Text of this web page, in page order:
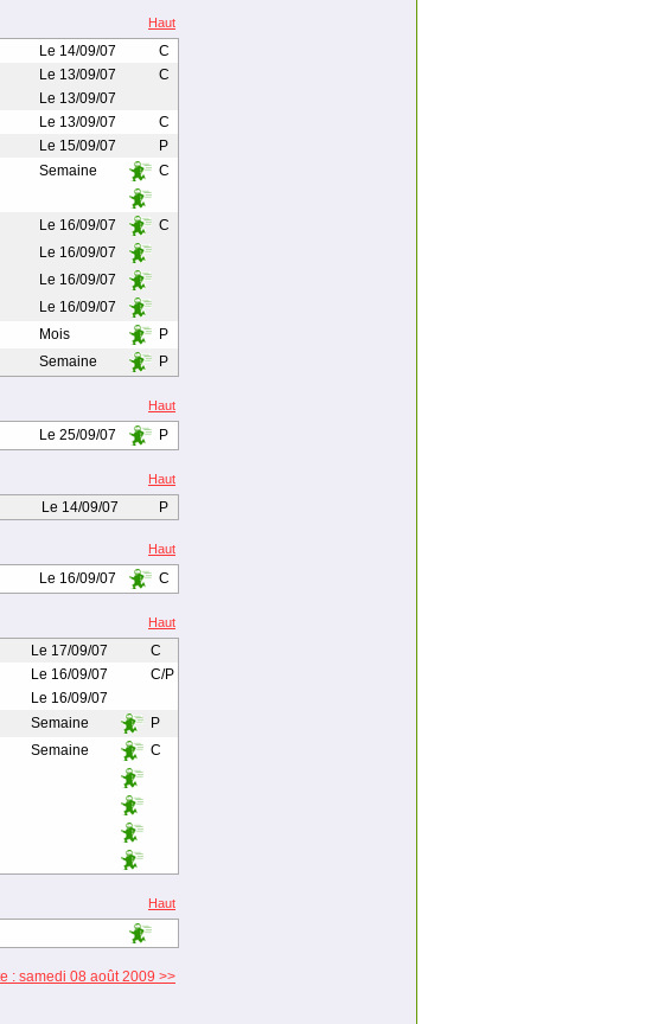
Haut
Le 14/09/07
C
Le 13/09/07
C
Le 13/09/07
Le 13/09/07
C
Le 15/09/07
P
Semaine
C
Le 16/09/07
C
Le 16/09/07
Le 16/09/07
Le 16/09/07
Mois
P
Semaine P
Haut
Le 25/09/07 P
Haut
Le 14/09/07 P
Haut
Le 16/09/07 C
Haut
Le 17/09/07
C
Le 16/09/07
C/P
Le 16/09/07
Semaine
P
Semaine
C
Haut
: samedi 08 août 2009 >>